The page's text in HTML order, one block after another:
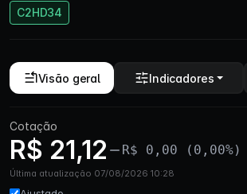
C2HD34
Visão geral Indicadores
Cotação
R$ 21,12 R$ 0,00 (0,00%)
Última atualização 07/08/2026 10:28